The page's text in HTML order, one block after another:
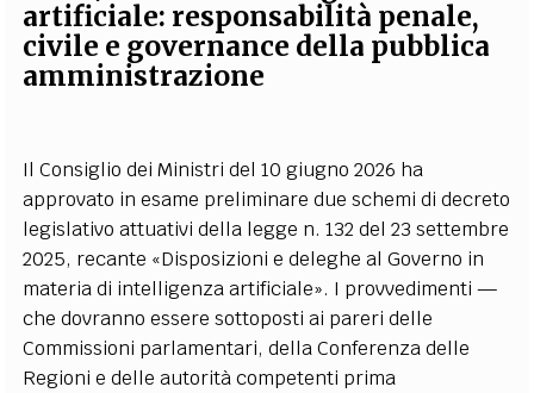
artificiale: responsabilità penale,
civile e governance della pubblica
amministrazione
Il Consiglio dei Ministri del 10 giugno 2026 ha
approvato in esame preliminare due schemi di decreto
legislativo attuativi della legge n. 132 del 23 settembre
2025, recante «Disposizioni e deleghe al Governo in
materia di intelligenza artificiale». I provvedimenti —
che dovranno essere sottoposti ai pareri delle
Commissioni parlamentari, della Conferenza delle
Regioni e delle autorità competenti prima